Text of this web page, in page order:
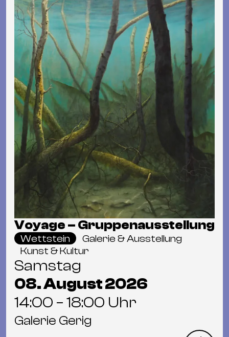
Voyage – Gruppenausstellung
Wettstein
Galerie & Ausstellung
Kunst & Kultur
Samstag
08. August 2026
14:00 – 18:00 Uhr
Galerie Gerig